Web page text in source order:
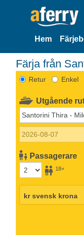
Hem
Färja från
Retur Enkel
Utgående
Passagerare
18+